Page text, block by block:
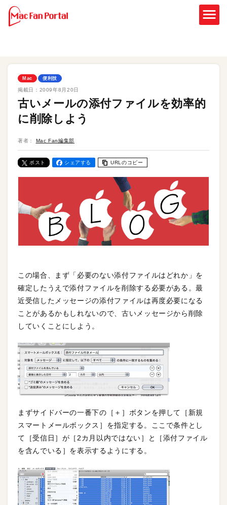
Mac 便利技
掲載日： 2009年8月20日
古いメールの添付ファイルを効率的
に削除しよう
著者： Mac Fan編集部
ポスト シェアする URLのコピー
この場合、まず「必要のない添付ファイルはどれか」を
確定したうえで添付ファイルを削除する必要がある。最
近受信したメッセージの添付ファイルは再度必要になる
ことがあるかもしれないので、古いメッセージから削除
していくことにしよう。
まずサイドバーの一番下の［＋］ボタンを押して［新規
スマートメールボックス］を指定する。ここで条件とし
て［受信日］が［2カ月以内ではない］と［添付ファイル
を含んでいる］を表示するようにする。